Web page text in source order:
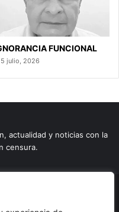
FUNCIONAL
5 julio, 2026
actualidad y noticias con la
censura.
reservados |